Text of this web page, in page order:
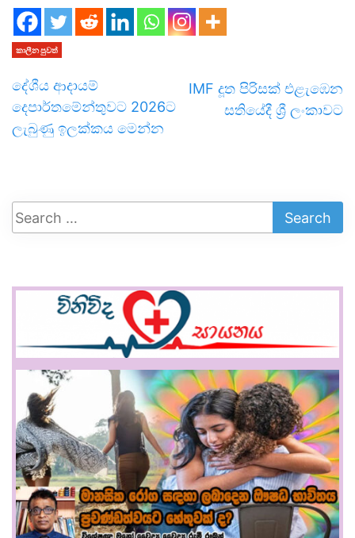
කාලීන පුවත්
දේශීය ආදායම්
දෙපාර්තමේන්තුවට 2026ට
ලැබුණු ඉලක්කය මෙන්න
IMF දූත පිරිසක් එළැඹෙන
සතියේදී ශ්‍රී ලංකාවට